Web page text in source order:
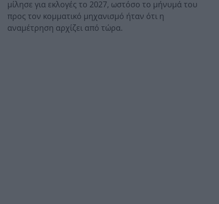
μίλησε για εκλογές το 2027, ωστόσο το μήνυμά του
προς τον κομματικό μηχανισμό ήταν ότι η
αναμέτρηση αρχίζει από τώρα.